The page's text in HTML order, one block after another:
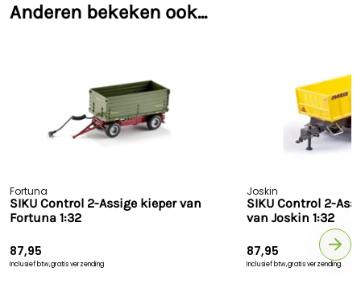
Anderen bekeken ook...
Fortuna
SIKU Control 2-Assige kieper van
Fortuna 1:32
87,95
Inclusief btw,gratis verzending
Joskin
SIKU Control 2-
van Joskin 1:32
87,95
Inclusief btw,gratis verzending